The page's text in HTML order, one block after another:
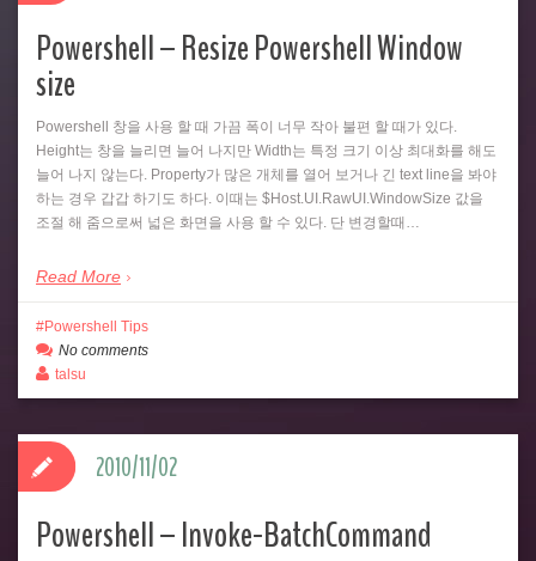
Powershell – Resize Powershell Window
size
Powershell 창을 사용 할 때 가끔 폭이 너무 작아 불편 할 때가 있다.
Height는 창을 늘리면 늘어 나지만 Width는 특정 크기 이상 최대화를 해도
늘어 나지 않는다. Property가 많은 개체를 열어 보거나 긴 text line을 봐야
하는 경우 갑갑 하기도 하다. 이때는 $Host.UI.RawUI.WindowSize 값을
조절 해 줌으로써 넓은 화면을 사용 할 수 있다. 단 변경할때…
Read More
Powershell Tips
No comments
talsu
Powershell – Invoke-BatchCommand
2010/11/02